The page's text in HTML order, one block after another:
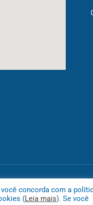
concorda com a
(Leia mais). Se você